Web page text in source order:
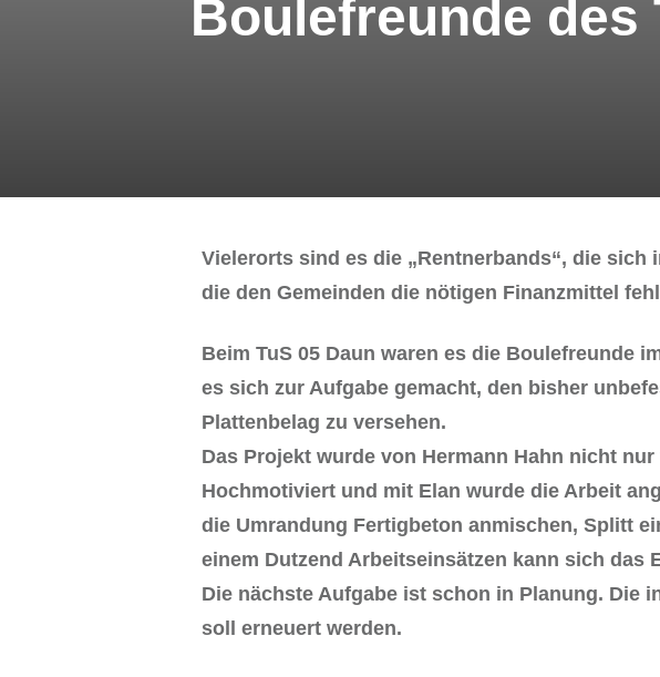
Boulefreunde des
Vielerorts sind es die „Rentnerbands“, die
die den Gemeinden die nötigen Finanzmittel
Beim TuS 05 Daun waren es die Boulefreunde
es sich zur Aufgabe gemacht, den bisher
Plattenbelag zu versehen.
Das Projekt wurde von Hermann Hahn nicht
Hochmotiviert und mit Elan wurde die Arbeit
die Umrandung Fertigbeton anmischen, Splitt
einem Dutzend Arbeitseinsätzen kann sich das
Die nächste Aufgabe ist schon in Planung. Die
soll erneuert werden.